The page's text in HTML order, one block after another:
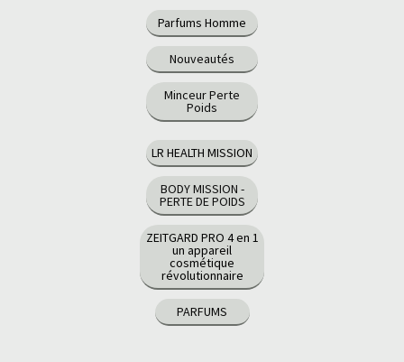
Parfums Homme
Nouveautés
Minceur Perte
Poids
LR HEALTH MISSION
BODY MISSION -
PERTE DE POIDS
ZEITGARD PRO 4 en 1
un appareil
cosmétique
révolutionnaire
PARFUMS